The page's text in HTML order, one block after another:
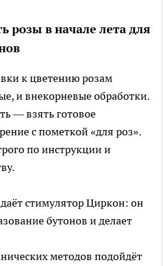
розы в начале лета для
к цветению розам
и внекорневые обработки.
— взять готовое
с пометкой «для роз».
по инструкции и
стимулятор Циркон: он
бутонов и делает
методов подойдёт